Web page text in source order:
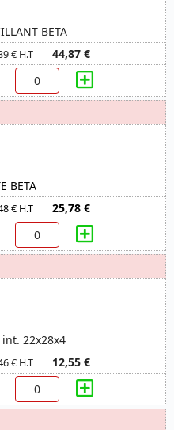
BETA
€ H.T 44,87 €
BETA
€ H.T 25,78 €
22x28x4
€ H.T 12,55 €